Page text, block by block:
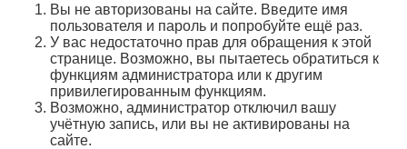
Вы не авторизованы на сайте. Введите имя
пользователя и пароль и попробуйте ещё раз.
У вас недостаточно прав для обращения к этой
странице. Возможно, вы пытаетесь обратиться к
функциям администратора или к другим
привилегированным функциям.
Возможно, администратор отключил вашу
учётную запись, или вы не активированы на
сайте.